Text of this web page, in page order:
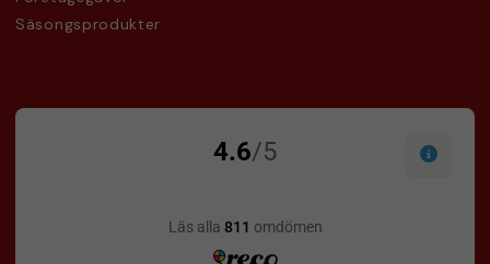
Säsongsprodukter